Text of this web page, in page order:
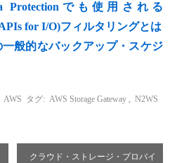
Protectionでも使用される
for I/O)フィルタリングとは
般的なバックアップ・スケジ
AWS タグ: AWS Storage Gateway , N2WS
クラウド・ストレージ・プロバイ